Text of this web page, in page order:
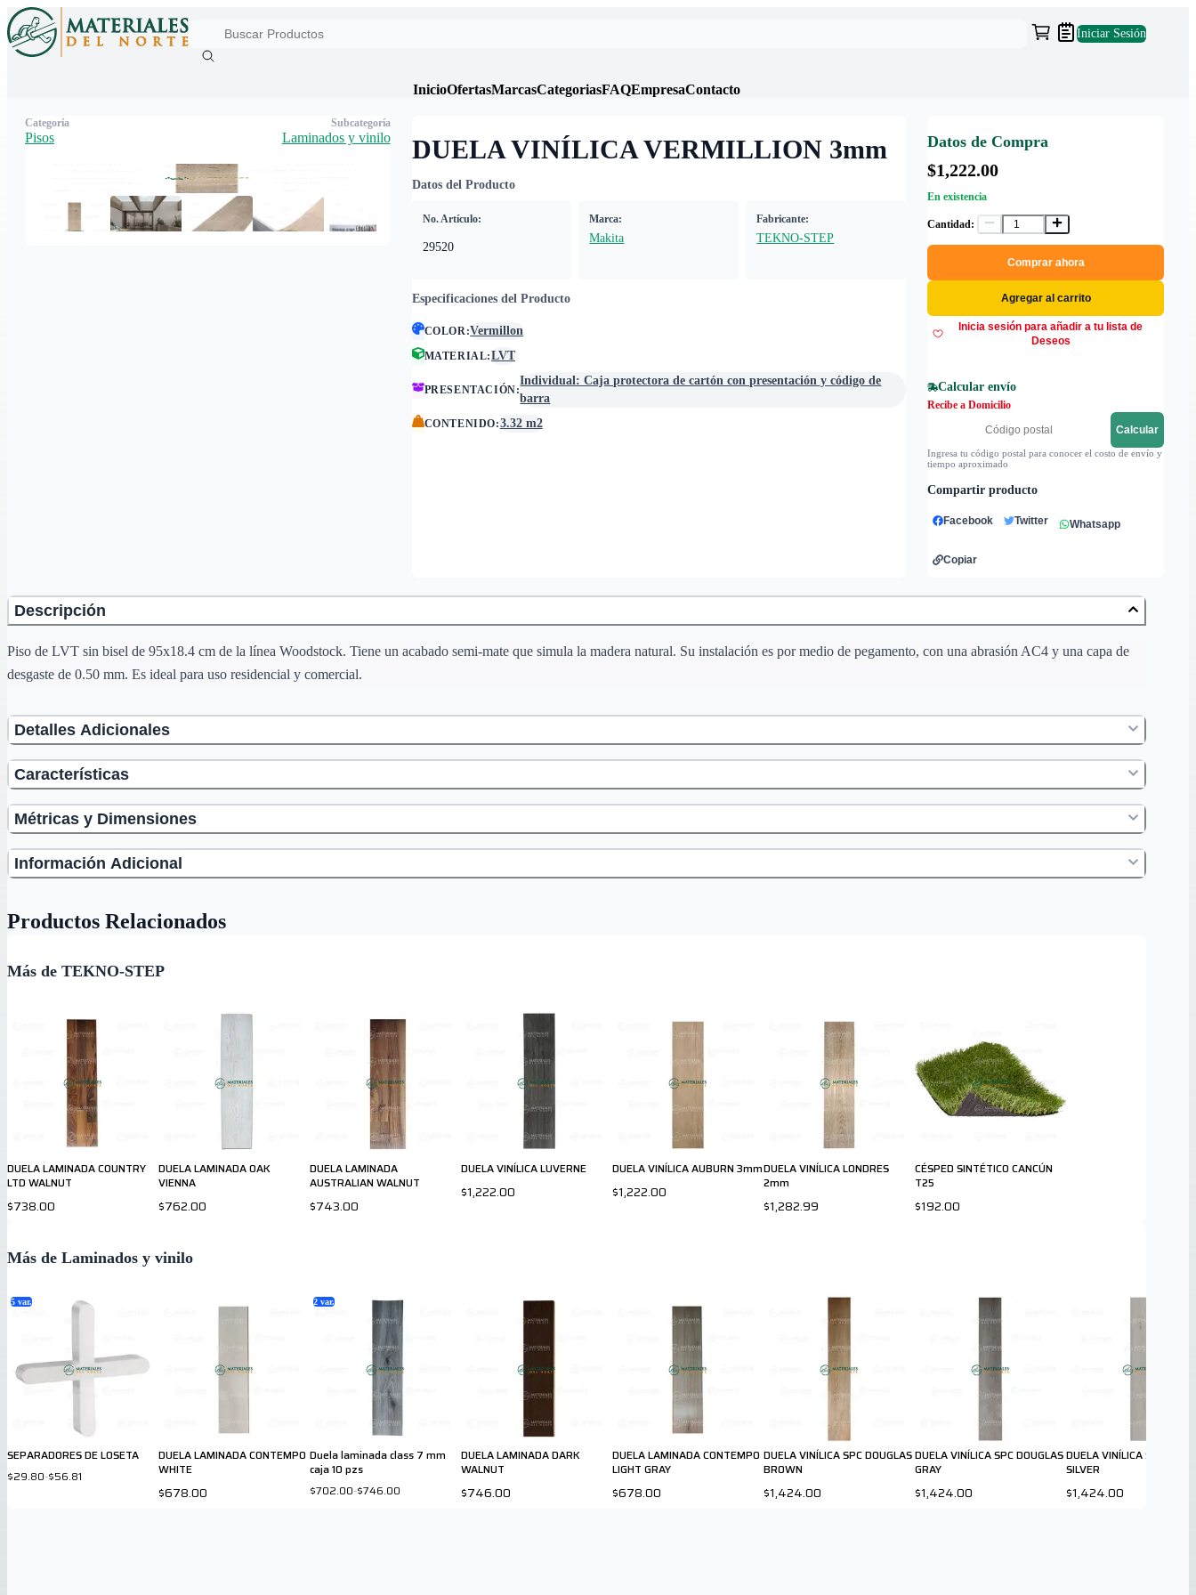
Iniciar Sesión
InicioOfertasMarcasCategoriasFAQEmpresaContacto
DUELA VINÍLICA VERMILLION 3mm
Datos del Producto
No. Artículo:
29520
Marca:
Makita
Fabricante:
TEKNO-STEP
Especificaciones del Producto
COLOR:Vermillon
MATERIAL:LVT
PRESENTACIÓN:
Individual: Caja protectora de cartón con presentación y código de
barra
CONTENIDO:3.32 m2
Datos de Compra
$1,222.00
En existencia
Cantidad:
Comprar ahora
Agregar al carrito
Inicia sesión para añadir a tu lista de
Deseos
Calcular envío
Recibe a Domicilio
Calcular
Ingresa tu código postal para conocer el costo de envío y
tiempo aproximado
Compartir producto
Facebook Twitter Whatsapp
Copiar
Categoría
Pisos
Subcategoría
Laminados y vinilo
Descripción
Piso de LVT sin bisel de 95x18.4 cm de la línea Woodstock. Tiene un acabado semi-mate que simula la madera natural. Su instalación es por medio de pegamento, con una abrasión AC4 y una capa de
desgaste de 0.50 mm. Es ideal para uso residencial y comercial.
Detalles Adicionales
Características
Métricas y Dimensiones
Información Adicional
Productos Relacionados
Más de TEKNO-STEP
DUELA LAMINADA COUNTRY
LTD WALNUT
$738.00
DUELA LAMINADA OAK
VIENNA
$762.00
DUELA LAMINADA
AUSTRALIAN WALNUT
$743.00
DUELA VINÍLICA LUVERNE
$1,222.00
DUELA VINÍLICA AUBURN 3mm
$1,222.00
DUELA VINÍLICA LONDRES
2mm
$1,282.99
CÉSPED SINTÉTICO CANCÚN
T25
$192.00
Más de Laminados y vinilo
5 var.
SEPARADORES DE LOSETA
$29.80-$56.81
DUELA LAMINADA CONTEMPO
WHITE
$678.00
2 var.
Duela laminada class 7 mm
caja 10 pzs
$702.00-$746.00
DUELA LAMINADA DARK
WALNUT
$746.00
DUELA LAMINADA CONTEMPO
LIGHT GRAY
$678.00
DUELA VINÍLICA SPC DOUGLAS
BROWN
$1,424.00
DUELA VINÍLICA SPC DOUGLAS
GRAY
$1,424.00
DUELA VINÍLICA SPC
SILVER
$1,424.00